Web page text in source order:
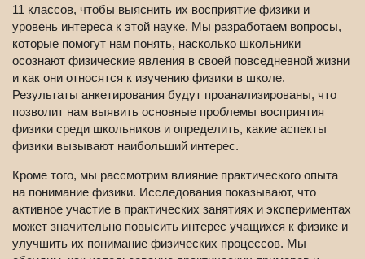
11 классов, чтобы выяснить их восприятие физики и
уровень интереса к этой науке. Мы разработаем вопросы,
которые помогут нам понять, насколько школьники
осознают физические явления в своей повседневной жизни
и как они относятся к изучению физики в школе.
Результаты анкетирования будут проанализированы, что
позволит нам выявить основные проблемы восприятия
физики среди школьников и определить, какие аспекты
физики вызывают наибольший интерес.
Кроме того, мы рассмотрим влияние практического опыта
на понимание физики. Исследования показывают, что
активное участие в практических занятиях и экспериментах
может значительно повысить интерес учащихся к физике и
улучшить их понимание физических процессов. Мы